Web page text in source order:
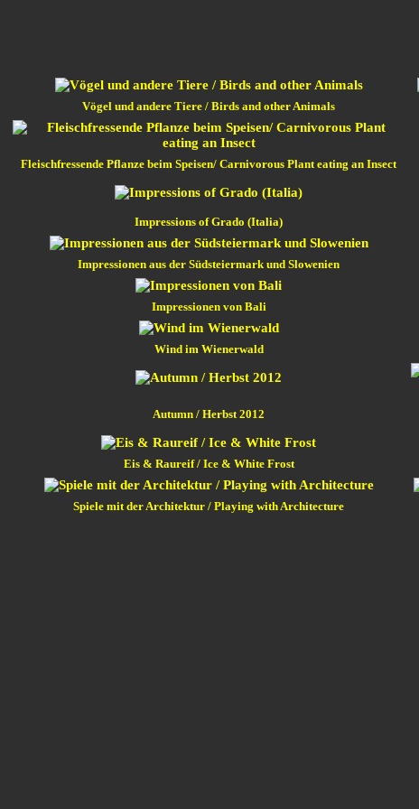
Vögel und andere Tiere / Birds and other Animals
Fleischfressende Pflanze beim Speisen/ Carnivorous Plant eating an Insect
Impressions of Grado (Italia)
Impressionen aus der Südsteiermark und Slowenien
Impressionen von Bali
Wind im Wienerwald
Autumn / Herbst 2012
Eis & Raureif / Ice & White Frost
Spiele mit der Architektur / Playing with Architecture